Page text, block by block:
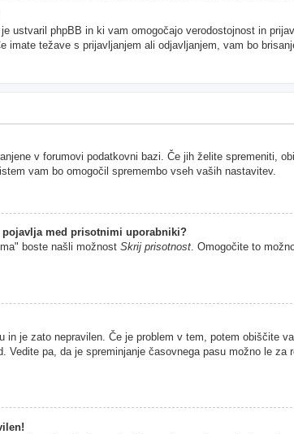
ustvaril phpBB in ki vam omogočajo verodostojnost in
imate težave s prijavljanjem ali odjavljanjem, vam bo
v forumovi podatkovni bazi. Če jih želite spremeniti,
vam bo omogočil spremembo vseh vaših nastavitev.
med prisotnimi uporabniki?
boste našli možnost Skrij prisotnost. Omogočite to
in je zato nepravilen. Če je problem v tem, potem obiščite
Vedite pa, da je spreminjanje časovnega pasu možno le